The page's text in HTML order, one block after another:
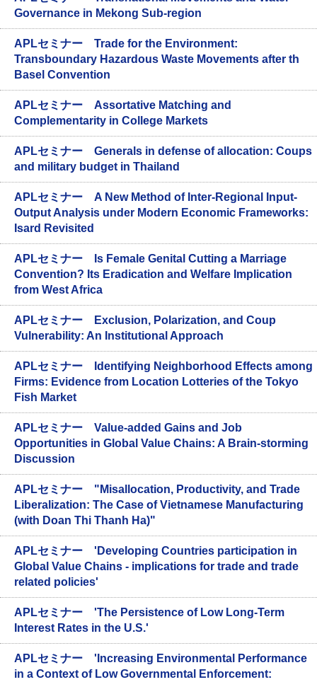
Governance in Mekong Sub-region
APLセミナー Trade for the Environment:
Transboundary Hazardous Waste Movements after th
Basel Convention
APLセミナー Assortative Matching and
Complementarity in College Markets
APLセミナー Generals in defense of allocation: Coups
and military budget in Thailand
APLセミナー A New Method of Inter-Regional Input-
Output Analysis under Modern Economic Frameworks:
Isard Revisited
APLセミナー Is Female Genital Cutting a Marriage
Convention? Its Eradication and Welfare Implication
from West Africa
APLセミナー Exclusion, Polarization, and Coup
Vulnerability: An Institutional Approach
APLセミナー Identifying Neighborhood Effects among
Firms: Evidence from Location Lotteries of the Tokyo
Fish Market
APLセミナー Value-added Gains and Job
Opportunities in Global Value Chains: A Brain-storming
Discussion
APLセミナー "Misallocation, Productivity, and Trade
Liberalization: The Case of Vietnamese Manufacturing
(with Doan Thi Thanh Ha)"
APLセミナー 'Developing Countries participation in
Global Value Chains - implications for trade and trade
related policies'
APLセミナー 'The Persistence of Low Long-Term
Interest Rates in the U.S.'
APLセミナー 'Increasing Environmental Performance
in a Context of Low Governmental Enforcement: